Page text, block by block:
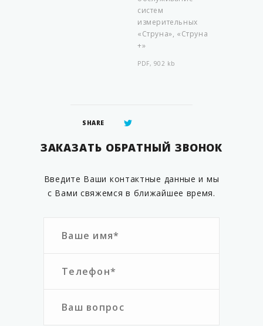
систем
измерительных
«Струна», «Струна
+»
PDF, 902 kb
SHARE
ЗАКАЗАТЬ ОБРАТНЫЙ ЗВОНОК
Введите Ваши контактные данные и мы
с Вами свяжемся в ближайшее время.